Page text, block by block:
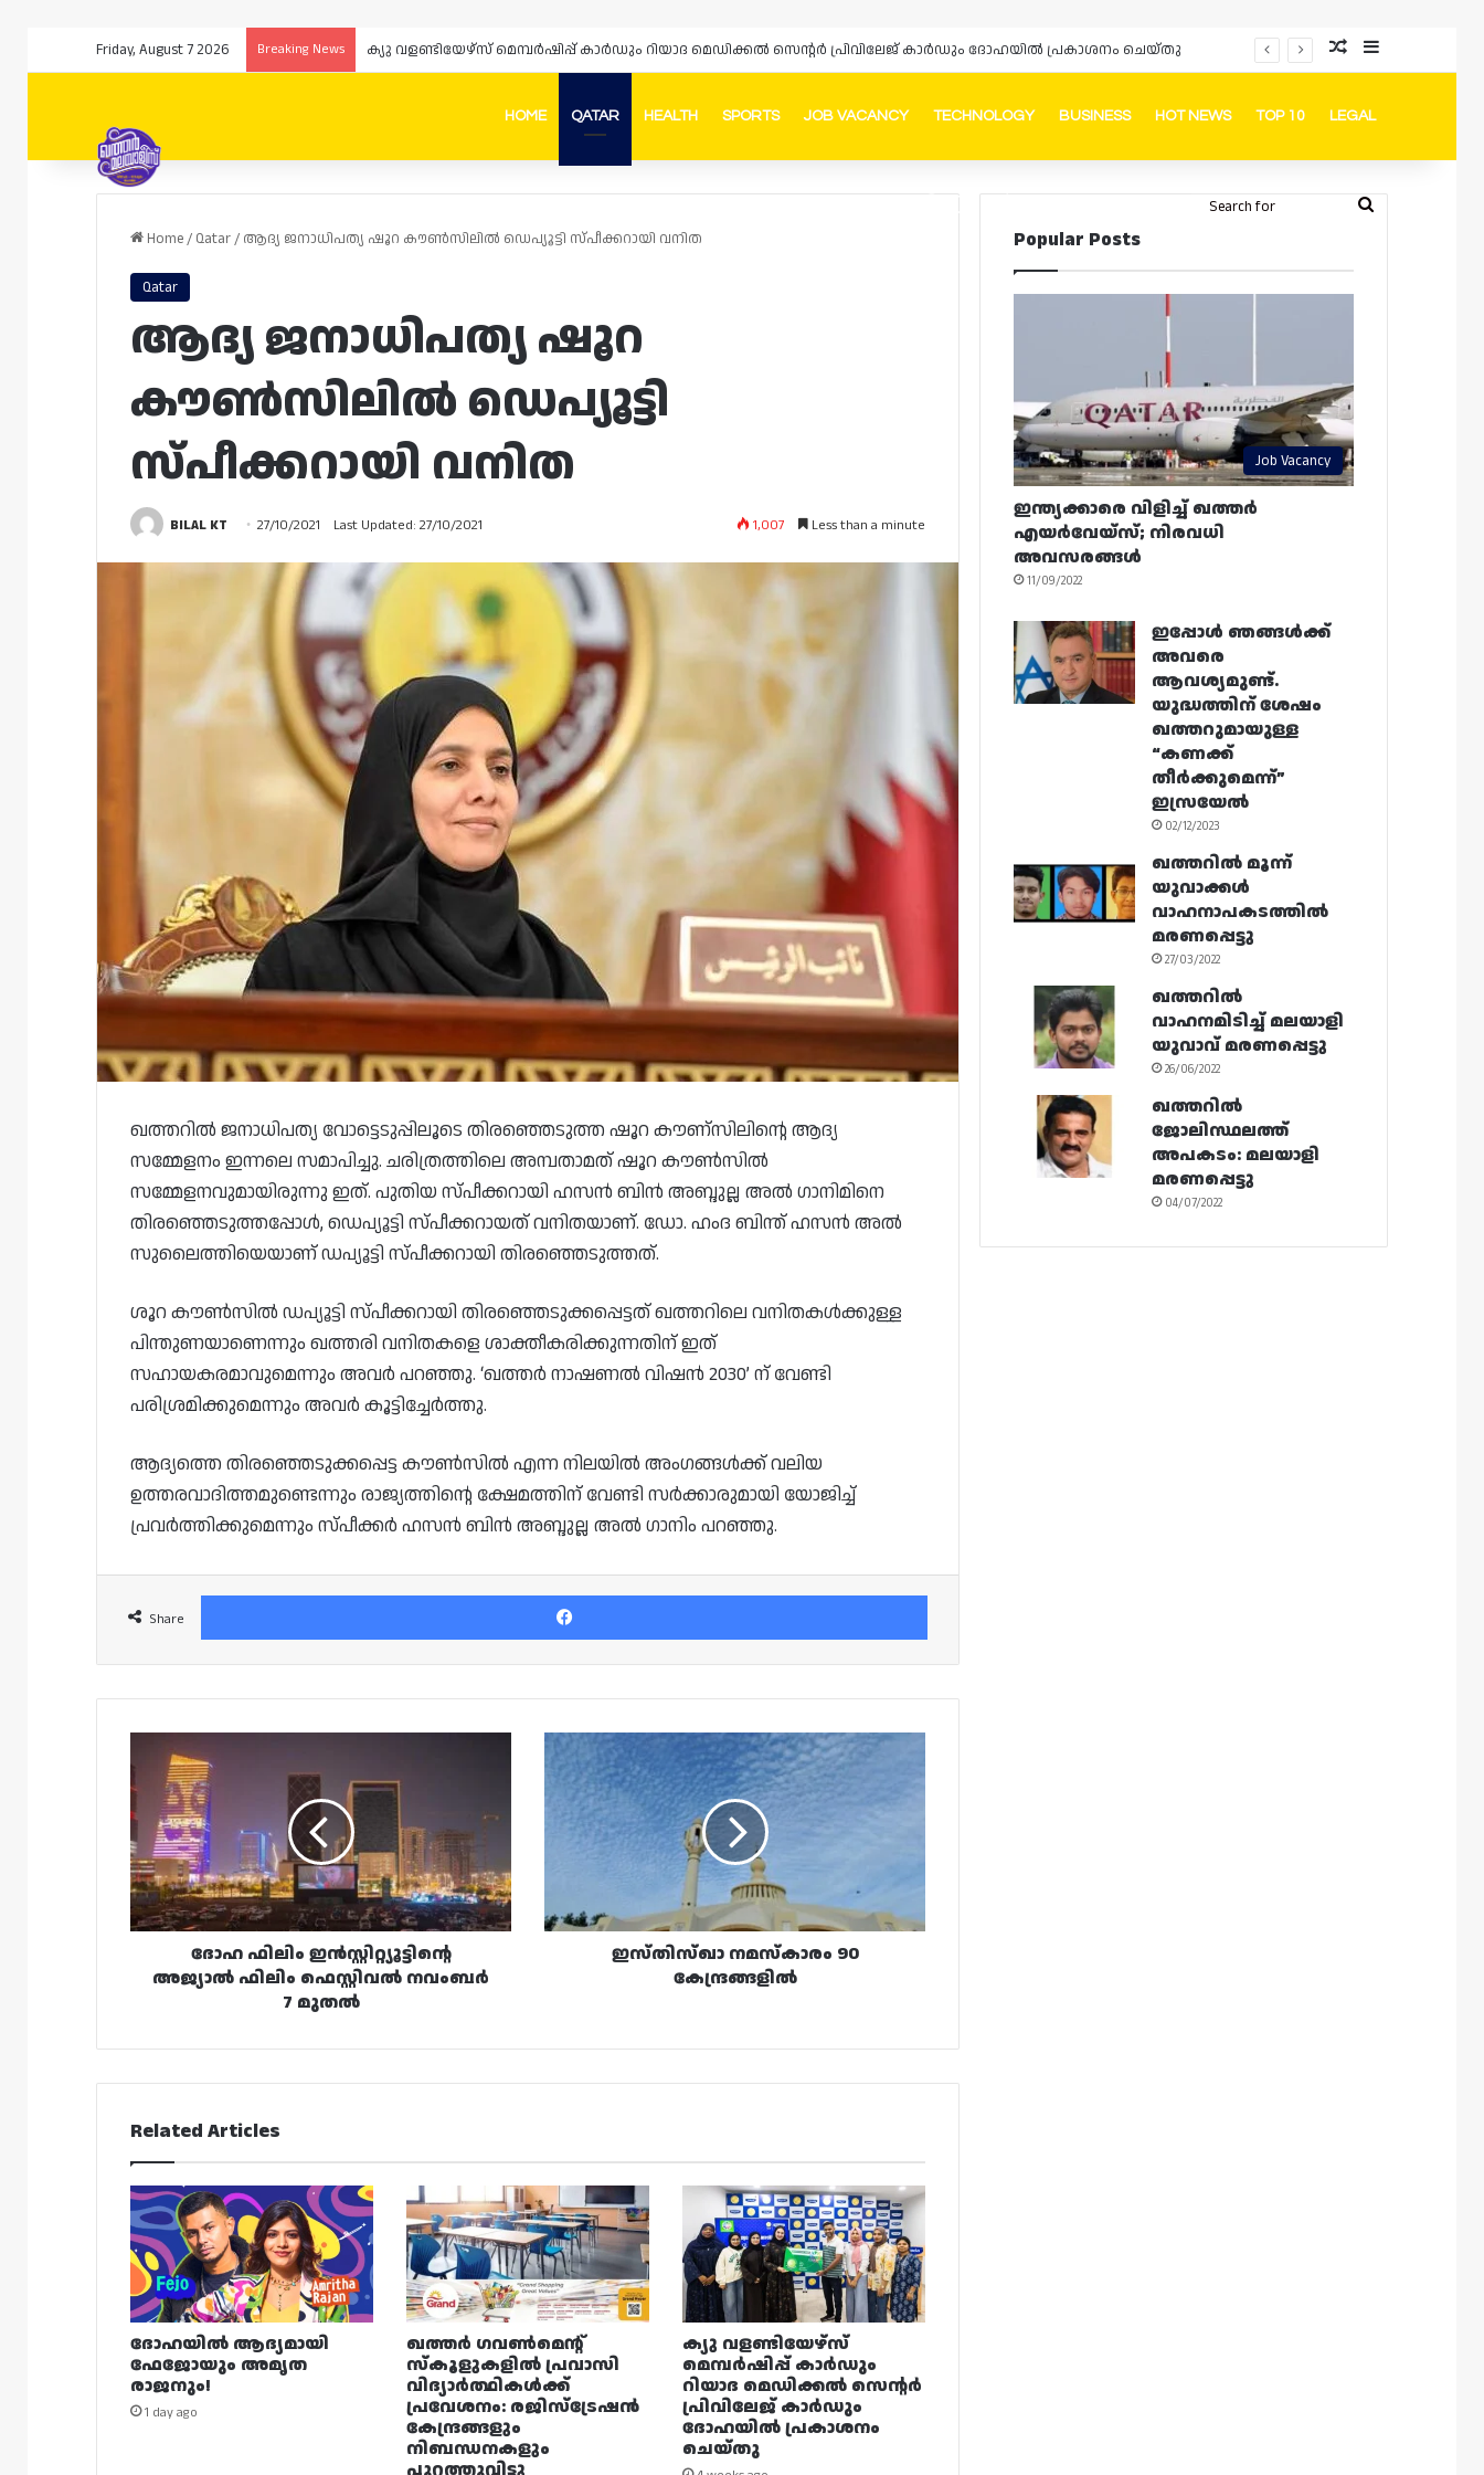
Friday, August 7 2026 Breaking News Random Article
Sidebar
HOME QATAR HEALTH SPORTS JOB VACANCY TECHNOLOGY BUSINESS HOT NEWS TOP 10 LEGAL
FacebookInstagram
Telegram
Whatsapp Random Article
Switch skin
Search
Home/ Qatar/ ആദ്യ ജനാധിപത്യ ഷൂറ കൗൺസിലിൽ ഡെപ്യൂട്ടി സ്പീക്കറായി വനിത
Qatar
ആദ്യ ജനാധിപത്യ ഷൂറ
കൗൺസിലിൽ ഡെപ്യൂട്ടി
സ്പീക്കറായി വനിത
BILAL KT 27/10/2021 Last Updated: 27/10/2021 1,007 Less than a minute
ഖത്തറിൽ ജനാധിപത്യ വോട്ടെടുപ്പിലൂടെ തിരഞ്ഞെടുത്ത ഷൂറ കൗണ്സിലിന്റെ ആദ്യ
സമ്മേളനം ഇന്നലെ സമാപിച്ചു. ചരിത്രത്തിലെ അമ്പതാമത് ഷൂറ കൗൺസിൽ
സമ്മേളനവുമായിരുന്നു ഇത്. പുതിയ സ്പീക്കറായി ഹസന്‍ ബിന്‍ അബ്ദുല്ല അല്‍ ഗാനിമിനെ
തിരഞ്ഞെടുത്തപ്പോൾ, ഡെപ്യൂട്ടി സ്പീക്കറായത് വനിതയാണ്. ഡോ. ഹംദ ബിന്ത് ഹസന്‍ അല്‍
സുലൈത്തിയെയാണ് ഡപ്യൂട്ടി സ്പീക്കറായി തിരഞ്ഞെടുത്തത്.
ശൂറ കൗണ്‍സില്‍ ഡപ്യൂട്ടി സ്പീക്കറായി തിരഞ്ഞെടുക്കപ്പെട്ടത് ഖത്തറിലെ വനിതകള്‍ക്കുള്ള
പിന്തുണയാണെന്നും ഖത്തരി വനിതകളെ ശാക്തീകരിക്കുന്നതിന് ഇത്
സഹായകരമാവുമെന്നും അവർ പറഞ്ഞു. ‘ഖത്തർ നാഷണൽ വിഷൻ 2030’ ന് വേണ്ടി
പരിശ്രമിക്കുമെന്നും അവർ കൂട്ടിച്ചേർത്തു.
ആദ്യത്തെ തിരഞ്ഞെടുക്കപ്പെട്ട കൗണ്‍സില്‍ എന്ന നിലയില്‍ അംഗങ്ങള്‍ക്ക് വലിയ
ഉത്തരവാദിത്തമുണ്ടെന്നും രാജ്യത്തിന്റെ ക്ഷേമത്തിന് വേണ്ടി സര്‍ക്കാരുമായി യോജിച്ച്
പ്രവര്‍ത്തിക്കുമെന്നും സ്പീക്കർ ഹസന്‍ ബിന്‍ അബ്ദുല്ല അല്‍ ഗാനിം പറഞ്ഞു.
Share
Facebook
ഫിലിം
ഇൻസ്റ്റിറ്റ്യൂട്ടിന്റെ
അജ്യാൽ
ഫിലിം
ഫെസ്റ്റിവൽ
നവംബർ
7
മുതൽ
ദോഹ ഫിലിം ഇൻസ്റ്റിറ്റ്യൂട്ടിന്റെ
അജ്യാൽ ഫിലിം ഫെസ്റ്റിവൽ നവംബർ
7 മുതൽ
ഇസ്തിസ്ഖാ
നമസ്കാരം
കേന്ദ്രങ്ങളിൽ
ഇസ്തിസ്ഖാ നമസ്കാരം 90
കേന്ദ്രങ്ങളിൽ
Related Articles
ദോഹയിൽ ആദ്യമായി
ഫേജോയും അമൃത
രാജനും!
1 day ago
ഖത്തർ ഗവൺമെന്റ്
സ്കൂളുകളിൽ പ്രവാസി
വിദ്യാർത്ഥികൾക്ക്
പ്രവേശനം: രജിസ്ട്രേഷൻ
കേന്ദ്രങ്ങളും
നിബന്ധനകളും
ക്യു വളണ്ടിയേഴ്‌സ്
മെമ്പർഷിപ്പ് കാർഡും
റിയാദ മെഡിക്കൽ സെന്റർ
പ്രിവിലേജ് കാർഡും
ദോഹയിൽ പ്രകാശനം
ചെയ്തു
Popular Posts
Job Vacancy
ഇന്ത്യക്കാരെ വിളിച്ച് ഖത്തർ
എയർവേയ്‌സ്; നിരവധി
അവസരങ്ങൾ
11/09/2022
ഇപ്പോൾ ഞങ്ങൾക്ക്
അവരെ
ആവശ്യമുണ്ട്.
യുദ്ധത്തിന് ശേഷം
ഖത്തറുമായുള്ള
“കണക്ക്
തീർക്കുമെന്ന്”
ഇസ്രയേൽ
02/12/2023
ഖത്തറിൽ മൂന്ന്
യുവാക്കൾ
വാഹനാപകടത്തിൽ
മരണപ്പെട്ടു
27/03/2022
ഖത്തറിൽ
വാഹനമിടിച്ച് മലയാളി
യുവാവ് മരണപ്പെട്ടു
26/06/2022
ഖത്തറിൽ
ജോലിസ്ഥലത്ത്
അപകടം: മലയാളി
മരണപ്പെട്ടു
04/07/2022